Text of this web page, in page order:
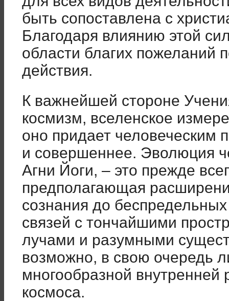
быть сопоставлена с
Благодаря влиянию этой
области благих пожеланий
действия.
К важнейшей стороне
космизм, вселенское
оно придает человеческим
и совершеннее. Эволюция
Агни Йоги, – это прежде
предполагающая
сознания до
связей с тончайшими
лучами и разумными
возможно, в свою очередь
многообразной
космоса.